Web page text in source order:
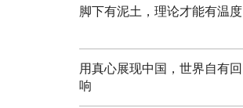
脚下有泥土，理论才能有温度
用真心展现中国，世界自有回
响